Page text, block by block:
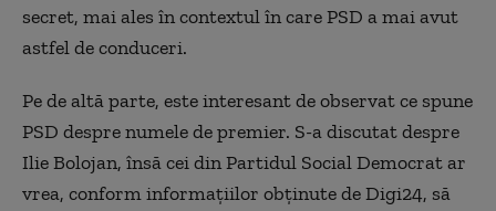
secret, mai ales în contextul în care PSD a mai avut
astfel de conduceri.
Pe de altă parte, este interesant de observat ce spune
PSD despre numele de premier. S-a discutat despre
Ilie Bolojan, însă cei din Partidul Social Democrat ar
vrea, conform informațiilor obținute de Digi24, să